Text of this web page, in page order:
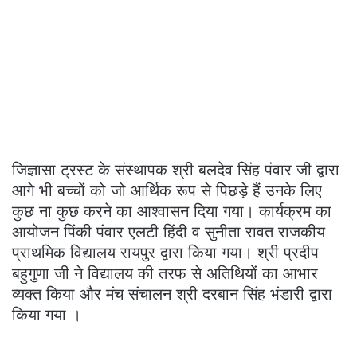
जिज्ञासा ट्रस्ट के संस्थापक श्री बलदेव सिंह पंवार जी द्वारा
आगे भी बच्चों को जो आर्थिक रूप से पिछड़े हैं उनके लिए
कुछ ना कुछ करने का आश्वासन दिया गया। कार्यक्रम का
आयोजन पिंकी पंवार एलटी हिंदी व सुनीता रावत राजकीय
प्राथमिक विद्यालय रायपुर द्वारा किया गया। श्री प्रदीप
बहुगुणा जी ने विद्यालय की तरफ से अतिथियों का आभार
व्यक्त किया और मंच संचालन श्री दरबान सिंह भंडारी द्वारा
किया गया ।